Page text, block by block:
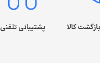
پشتیبانی تلفنی